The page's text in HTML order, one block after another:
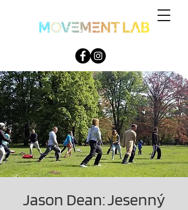
Jason Dean: Jesenný